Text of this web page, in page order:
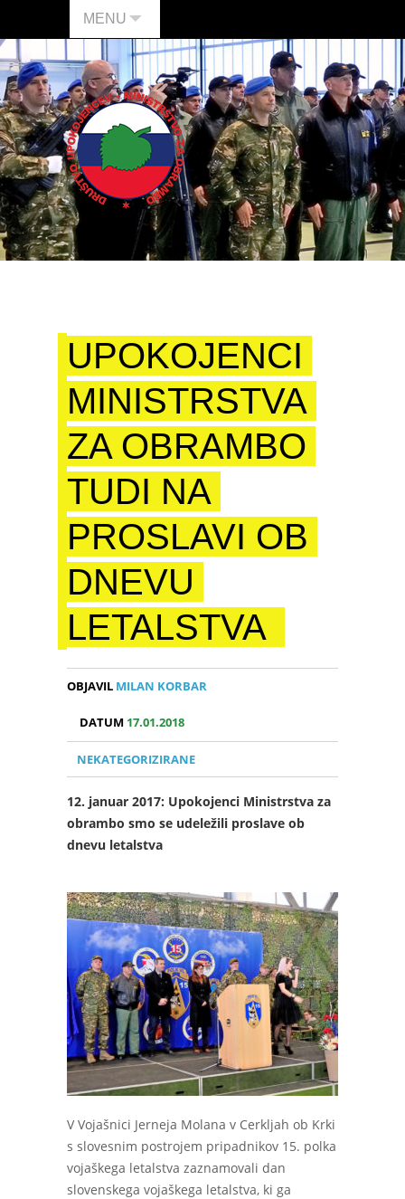
MENU
UPOKOJENCI
MINISTRSTVA
ZA OBRAMBO
TUDI NA
PROSLAVI OB
DNEVU
LETALSTVA
OBJAVIL MILAN KORBAR
DATUM 17.01.2018
NEKATEGORIZIRANE
12. januar 2017: Upokojenci Ministrstva za
obrambo smo se udeležili proslave ob
dnevu letalstva
V Vojašnici Jerneja Molana v Cerkljah ob Krki
s slovesnim postrojem pripadnikov 15. polka
vojaškega letalstva zaznamovali dan
slovenskega vojaškega letalstva, ki ga